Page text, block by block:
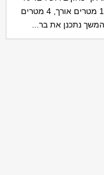
הבריכה: בריכת בטון 18 מטרים אורך, 4 מטרים